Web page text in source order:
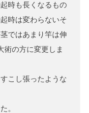
時も長くなるもの
時は変わらないそ
ではあまり竿は伸
術の方に変更しま
こし張ったような
。